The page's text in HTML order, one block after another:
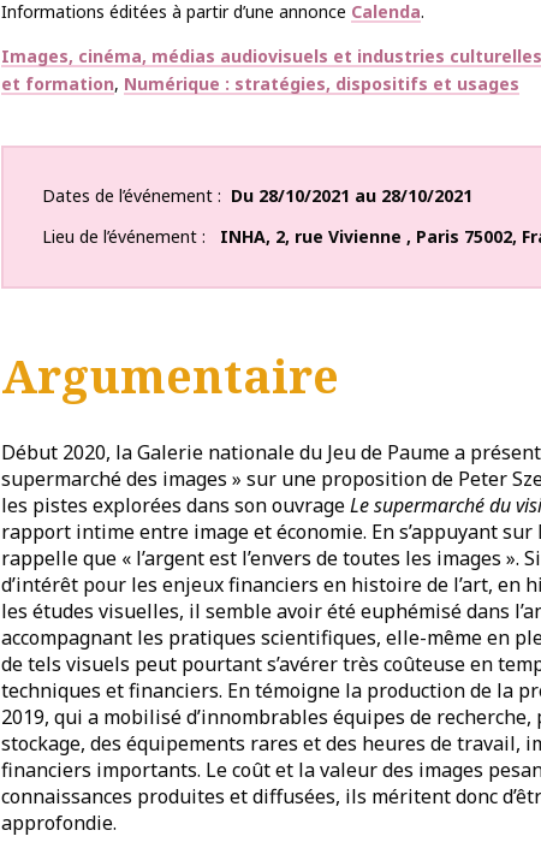
Informations éditées à partir d’une annonce Calenda.
Thématiques
Images, cinéma, médias audiovisuels et industries culturelles
et formation Numérique : stratégies, dispositifs et usages
Dates de l’événement Du 28/10/2021 au 28/10/2021
Lieu de l’événement
INHA, 2, rue Vivienne , Paris 75002,
Argumentaire
Début 2020, la Galerie nationale du Jeu de Paume a
supermarché des images » sur une proposition de Peter
les pistes explorées dans son ouvrageLe supermarché du
rapport intime entre image et économie. En s’appuyant
rappelle que « l’argent est l’envers de toutes les images ».
d’intérêt pour les enjeux financiers en histoire de l’art, en
les études visuelles, il semble avoir été euphémisé dans
accompagnant les pratiques scientifiques, elle-même en
de tels visuels peut pourtant s’avérer très coûteuse en
techniques et financiers. En témoigne la production de la
2019, qui a mobilisé d’innombrables équipes de
stockage, des équipements rares et des heures de travail,
financiers importants. Le coût et la valeur des images
connaissances produites et diffusées, ils méritent donc
approfondie.